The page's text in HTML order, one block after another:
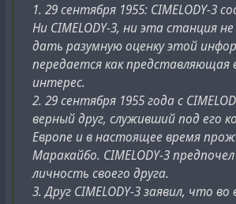
1. 29 сентября 1955: CIMELODY-3
Ни CIMELODY-3, ни эта станция
дать разумную оценку этой
передается как
интерес.
2. 29 сентября 1955 года с
верный друг, служивший под его
Европе и в настоящее время
Маракайбо. CIMELODY-3
личность своего друга.
3. Друг CIMELODY-3 заявил, что